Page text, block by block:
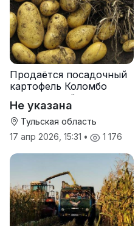
Продаётся посадочный
картофель Коломбо
оптом от трёх тонн
Не указана
Тульская область
17 апр 2026, 15:31 • 1 176